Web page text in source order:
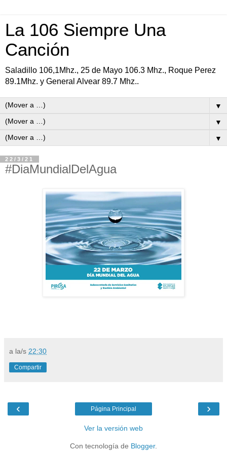
La 106 Siempre Una
Canción
Saladillo 106,1Mhz., 25 de Mayo 106.3 Mhz., Roque Perez
89.1Mhz. y General Alvear 89.7 Mhz..
▼
▼
▼
22/3/21
#DiaMundialDelAgua
a la/s 22:30
Compartir
‹ ›
Página Principal
Ver la versión web
Con tecnología de Blogger.